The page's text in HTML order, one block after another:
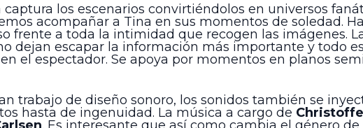
los escenarios convirtiéndolos en universos
acompañar a Tina en sus momentos de soledad.
frente a toda la intimidad que recogen las imágenes.
dejan escapar la información más importante y todo
el espectador. Se apoya por momentos en planos
trabajo de diseño sonoro, los sonidos también se
hasta de ingenuidad. La música a cargo de